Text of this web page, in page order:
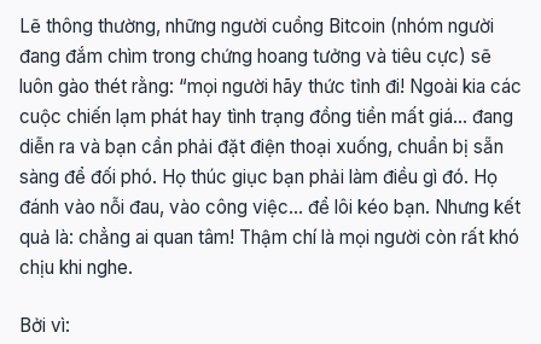
Lẽ thông thường, những người cuồng Bitcoin (nhóm người
đang đắm chìm trong chứng hoang tưởng và tiêu cực) sẽ
luôn gào thét rằng: “mọi người hãy thức tỉnh đi! Ngoài kia các
cuộc chiến lạm phát hay tình trạng đồng tiền mất giá… đang
diễn ra và bạn cần phải đặt điện thoại xuống, chuẩn bị sẵn
sàng để đối phó. Họ thúc giục bạn phải làm điều gì đó. Họ
đánh vào nỗi đau, vào công việc… để lôi kéo bạn. Nhưng kết
quả là: chẳng ai quan tâm! Thậm chí là mọi người còn rất khó
chịu khi nghe.
Bởi vì: